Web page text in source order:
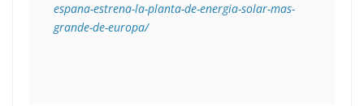
espana-estrena-la-planta-de-energia-solar-mas-
grande-de-europa/